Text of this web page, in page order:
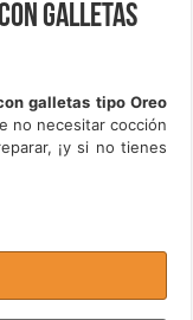
galletas
galletas tipo Oreo
no necesitar cocción
¡y si no tienes